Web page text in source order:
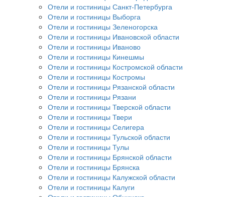
Отели и гостиницы Санкт-Петербурга
Отели и гостиницы Выборга
Отели и гостиницы Зеленогорска
Отели и гостиницы Ивановской области
Отели и гостиницы Иваново
Отели и гостиницы Кинешмы
Отели и гостиницы Костромской области
Отели и гостиницы Костромы
Отели и гостиницы Рязанской области
Отели и гостиницы Рязани
Отели и гостиницы Тверской области
Отели и гостиницы Твери
Отели и гостиницы Селигера
Отели и гостиницы Тульской области
Отели и гостиницы Тулы
Отели и гостиницы Брянской области
Отели и гостиницы Брянска
Отели и гостиницы Калужской области
Отели и гостиницы Калуги